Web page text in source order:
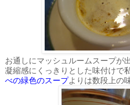
お通しにマッシュルームスープが
凝縮感にくっきりとした味付けで
べの緑色のスープよりは数段上の